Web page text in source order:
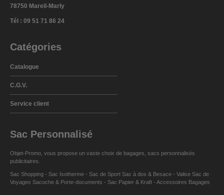
78750 Mareil-Marly
Tél : 09 51 71 86 24
Catégories
Catalogue
C.G.V.
Service client
Sac Personnalisé
Objet-Promo, vous propose un vaste choix de bagages sacs personnalisés
publicitaires
Sac Shopping - Sac Isotherme - Sac de Sport Sac à dos & Besace - Valise Sac de
Voyages Sacoche & Porte-documents - Sac Papier & Kraft - Accessoires Bagages